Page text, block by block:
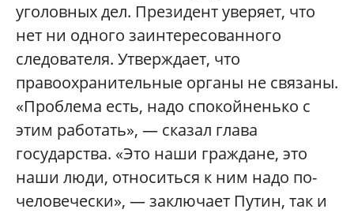
уголовных дел. Президент уверяет, что
нет ни одного заинтересованного
следователя. Утверждает, что
правоохранительные органы не связаны.
«Проблема есть, надо спокойненько с
этим работать», — сказал глава
государства. «Это наши граждане, это
наши люди, относиться к ним надо по-
человечески», — заключает Путин, так и